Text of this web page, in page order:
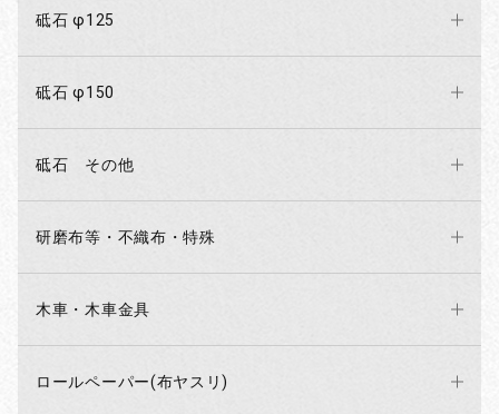
砥石 φ125
砥石 φ150
砥石 その他
研磨布等・不織布・特殊
木車・木車金具
ロールペーパー(布ヤスリ)